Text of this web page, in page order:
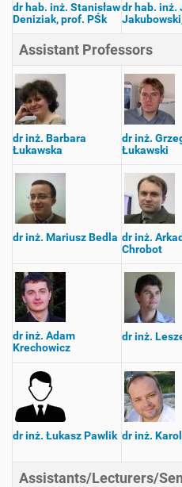
dr hab. inż. Stanisław
Deniziak, prof. PŚk
dr hab. inż.
Assistant Professors
dr inż. Barbara
Łukawska
dr inż.
Łukawski
dr inż. Mariusz Bedla dr inż.
Chrobot
dr inż. Adam
Krechowicz
dr inż.
dr inż. Łukasz Pawlik dr inż.
Assistants/Lecturers/